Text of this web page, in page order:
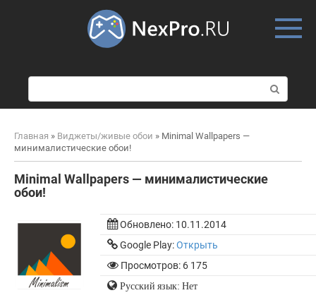
о
и
к
Главная » Виджеты/живые обои » Minimal Wallpapers —
минималистические обои!
Minimal Wallpapers — минималистические
обои!
Обновлено: 10.11.2014
Google Play:Открыть
Просмотров: 6 175
Русский язык: Нет